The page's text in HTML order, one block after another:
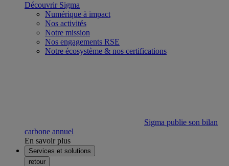
Découvrir Sigma
Numérique à impact
Nos activités
Notre mission
Nos engagements RSE
Notre écosystème & nos certifications
Sigma publie son bilan
carbone annuel
En savoir plus
Services et solutions
retour